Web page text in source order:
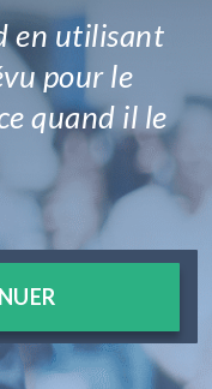
en utilisant
pour le
quand il le